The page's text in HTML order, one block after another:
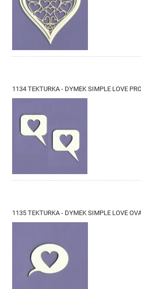
1134 TEKTURKA - DYMEK SIMPLE LOVE
1135 TEKTURKA - DYMEK SIMPLE LOVE